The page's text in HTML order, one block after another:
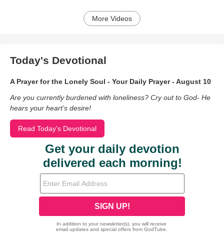
More Videos
Today's Devotional
A Prayer for the Lonely Soul - Your Daily Prayer - August 10
Are you currently burdened with loneliness? Cry out to God- He
hears your heart’s desire!
Read Today's Devotional